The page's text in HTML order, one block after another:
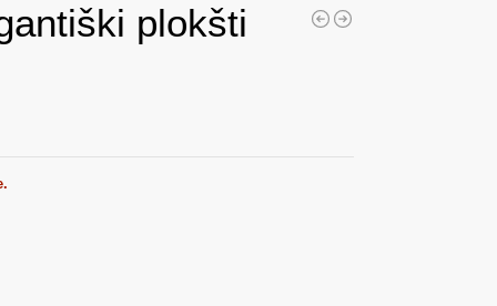
plokšti